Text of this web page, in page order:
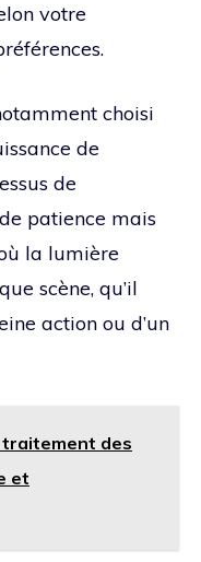
votre
choisi
de
de
patience mais
la lumière
scène, qu’il
action ou d’un
traitement des
et